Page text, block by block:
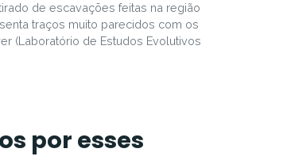
de escavações feitas na região
traços muito parecidos com os
(Laboratório de Estudos Evolutivos
por esses